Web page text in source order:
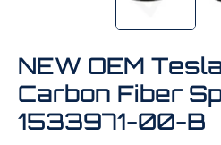
NEW OEM
Carbon Fiber
1533971-00-B